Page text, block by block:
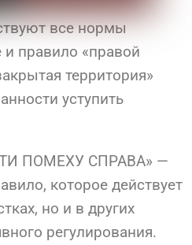
все нормы
правило «правой
территория»
уступить
ПОМЕХУ СПРАВА» —
которое действует
но и в других
регулирования.